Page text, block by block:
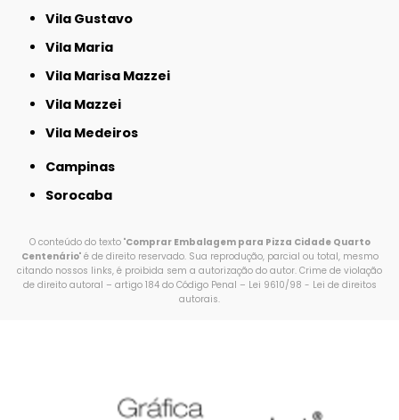
Vila Gustavo
Vila Maria
Vila Marisa Mazzei
Vila Mazzei
Vila Medeiros
Campinas
Sorocaba
O conteúdo do texto "Comprar Embalagem para Pizza Cidade Quarto
Centenário" é de direito reservado. Sua reprodução, parcial ou total, mesmo
citando nossos links, é proibida sem a autorização do autor. Crime de violação
de direito autoral – artigo 184 do Código Penal – Lei 9610/98 - Lei de direitos
autorais.